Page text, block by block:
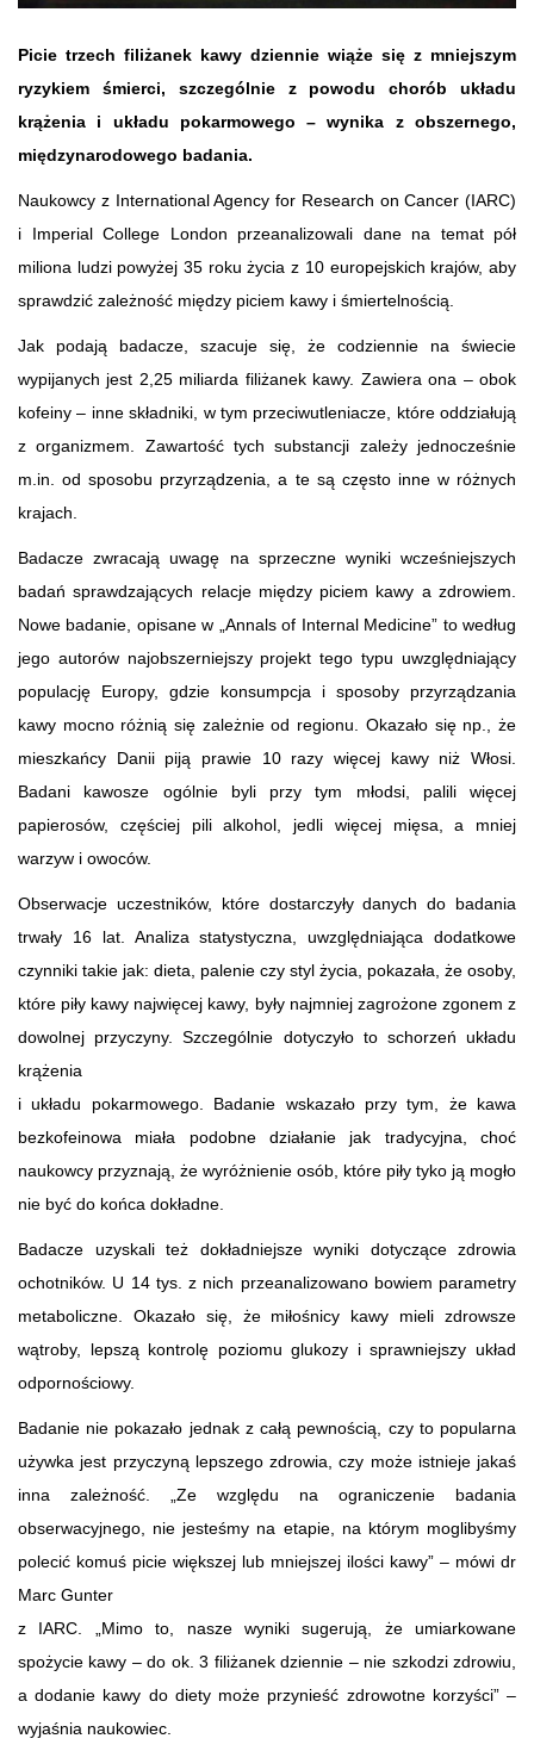
Picie trzech filiżanek kawy dziennie wiąże się z mniejszym
ryzykiem śmierci, szczególnie z powodu chorób układu
krążenia i układu pokarmowego – wynika z obszernego,
międzynarodowego badania.
Naukowcy z International Agency for Research on Cancer (IARC)
i Imperial College London przeanalizowali dane na temat pół
miliona ludzi powyżej 35 roku życia z 10 europejskich krajów, aby
sprawdzić zależność między piciem kawy i śmiertelnością.
Jak podają badacze, szacuje się, że codziennie na świecie
wypijanych jest 2,25 miliarda filiżanek kawy. Zawiera ona – obok
kofeiny – inne składniki, w tym przeciwutleniacze, które oddziałują
z organizmem. Zawartość tych substancji zależy jednocześnie
m.in. od sposobu przyrządzenia, a te są często inne w różnych
krajach.
Badacze zwracają uwagę na sprzeczne wyniki wcześniejszych
badań sprawdzających relacje między piciem kawy a zdrowiem.
Nowe badanie, opisane w „Annals of Internal Medicine” to według
jego autorów najobszerniejszy projekt tego typu uwzględniający
populację Europy, gdzie konsumpcja i sposoby przyrządzania
kawy mocno różnią się zależnie od regionu. Okazało się np., że
mieszkańcy Danii piją prawie 10 razy więcej kawy niż Włosi.
Badani kawosze ogólnie byli przy tym młodsi, palili więcej
papierosów, częściej pili alkohol, jedli więcej mięsa, a mniej
warzyw i owoców.
Obserwacje uczestników, które dostarczyły danych do badania
trwały 16 lat. Analiza statystyczna, uwzględniająca dodatkowe
czynniki takie jak: dieta, palenie czy styl życia, pokazała, że osoby,
które piły kawy najwięcej kawy, były najmniej zagrożone zgonem z
dowolnej przyczyny. Szczególnie dotyczyło to schorzeń układu
krążenia
i układu pokarmowego. Badanie wskazało przy tym, że kawa
bezkofeinowa miała podobne działanie jak tradycyjna, choć
naukowcy przyznają, że wyróżnienie osób, które piły tyko ją mogło
nie być do końca dokładne.
Badacze uzyskali też dokładniejsze wyniki dotyczące zdrowia
ochotników. U 14 tys. z nich przeanalizowano bowiem parametry
metaboliczne. Okazało się, że miłośnicy kawy mieli zdrowsze
wątroby, lepszą kontrolę poziomu glukozy i sprawniejszy układ
odpornościowy.
Badanie nie pokazało jednak z całą pewnością, czy to popularna
używka jest przyczyną lepszego zdrowia, czy może istnieje jakaś
inna zależność. „Ze względu na ograniczenie badania
obserwacyjnego, nie jesteśmy na etapie, na którym moglibyśmy
polecić komuś picie większej lub mniejszej ilości kawy” – mówi dr
Marc Gunter
z IARC. „Mimo to, nasze wyniki sugerują, że umiarkowane
spożycie kawy – do ok. 3 filiżanek dziennie – nie szkodzi zdrowiu,
a dodanie kawy do diety może przynieść zdrowotne korzyści” –
wyjaśnia naukowiec.